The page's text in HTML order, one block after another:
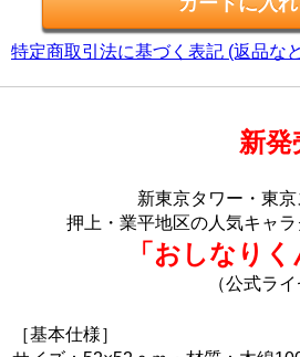
特定商取引法に基づく表記 (返品な
新発
新東京タワー・東
押上・業平地区の人気キャ
「おしなり
（公式ラ
［基本仕様］